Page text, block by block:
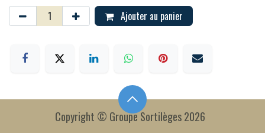
Ajouter au panier
Copyright © Groupe Sortilèges 2026